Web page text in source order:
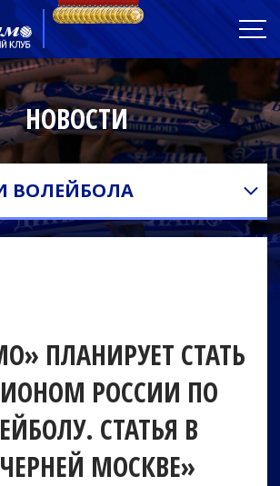
НОВОСТИ
ВОЛЕЙБОЛА
ПЛАНИРУЕТ СТАТЬ
РОССИИ ПО
СТАТЬЯ В
МОСКВЕ»